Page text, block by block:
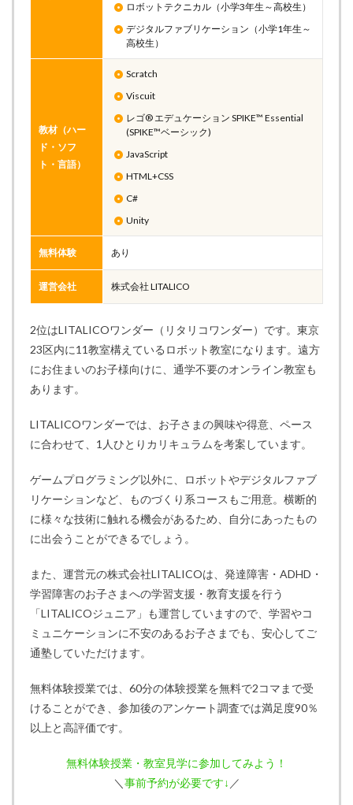
ロボットテクニカル（小学3年生～高校生）
デジタルファブリケーション（小学1年生～
高校生）
教材（ハー
ド・ソフ
ト・言語）
Scratch
Viscuit
レゴ® エデュケーション SPIKE™ Essential
(SPIKE™ベーシック)
JavaScript
HTML+CSS
C#
Unity
無料体験 あり
運営会社 株式会社 LITALICO
2位はLITALICOワンダー（リタリコワンダー）です。東京
23区内に11教室構えているロボット教室になります。遠方
にお住まいのお子様向けに、通学不要のオンライン教室も
あります。
LITALICOワンダーでは、お子さまの興味や得意、ペース
に合わせて、1人ひとりカリキュラムを考案しています。
ゲームプログラミング以外に、ロボットやデジタルファブ
リケーションなど、ものづくり系コースもご用意。横断的
に様々な技術に触れる機会があるため、自分にあったもの
に出会うことができるでしょう。
また、運営元の株式会社LITALICOは、発達障害・ADHD・
学習障害のお子さまへの学習支援・教育支援を行う
「LITALICOジュニア」も運営していますので、学習やコ
ミュニケーションに不安のあるお子さまでも、安心してご
通塾していただけます。
無料体験授業では、60分の体験授業を無料で2コマまで受
けることができ、参加後のアンケート調査では満足度90％
以上と高評価です。
無料体験授業・教室見学に参加してみよう！
＼ 事前予約が必要です↓ ／